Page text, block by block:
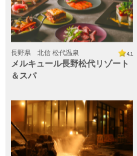
長野県 北信 松代温泉 4.1
メルキュール長野松代リゾート
＆スパ